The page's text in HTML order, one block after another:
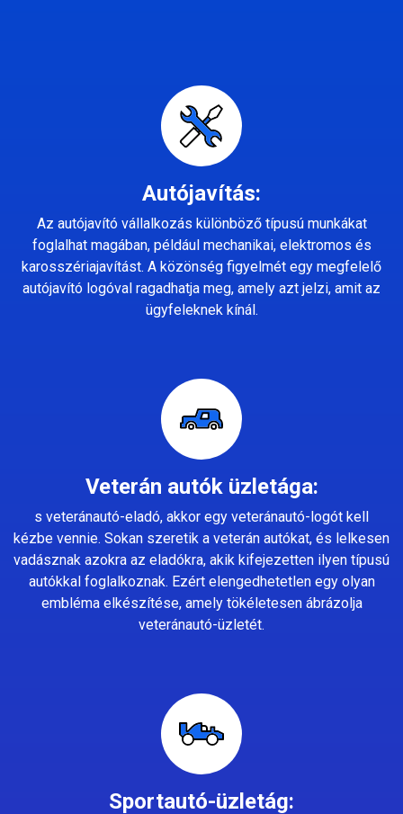
Autójavítás:
Az autójavító vállalkozás különböző típusú munkákat
foglalhat magában, például mechanikai, elektromos és
karosszériajavítást. A közönség figyelmét egy megfelelő
autójavító logóval ragadhatja meg, amely azt jelzi, amit az
ügyfeleknek kínál.
Veterán autók üzletága:
s veteránautó-eladó, akkor egy veteránautó-logót kell
kézbe vennie. Sokan szeretik a veterán autókat, és lelkesen
vadásznak azokra az eladókra, akik kifejezetten ilyen típusú
autókkal foglalkoznak. Ezért elengedhetetlen egy olyan
embléma elkészítése, amely tökéletesen ábrázolja
veteránautó-üzletét.
Sportautó-üzletág: